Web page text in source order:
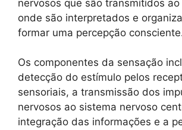
nervosos que são transmitidos
onde são interpretados e
formar uma percepção
Os componentes da sensação
detecção do estímulo pelos
sensoriais, a transmissão dos
nervosos ao sistema nervoso
integração das informações e a